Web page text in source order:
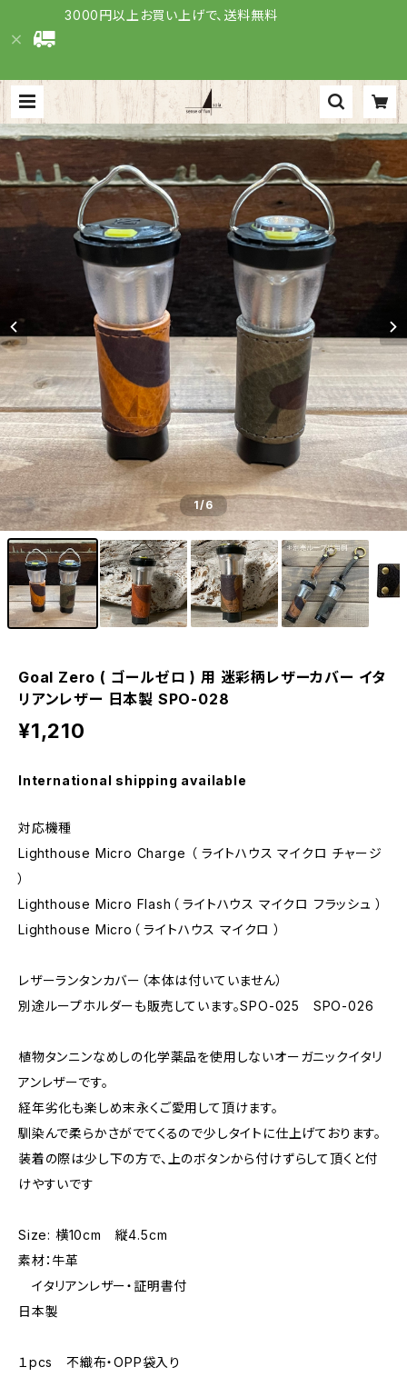
3000円以上お買い上げで、送料無料
1/6
Goal Zero ( ゴールゼロ ) 用 迷彩柄レザーカバー イタ
リアンレザー 日本製 SPO-028
¥1,210
International shipping available
対応機種
Lighthouse Micro Charge （ ライトハウス マイクロ チャージ
）
Lighthouse Micro Flash（ ライトハウス マイクロ フラッシュ ）
Lighthouse Micro（ ライトハウス マイクロ ）
レザーランタンカバー（本体は付いていません）
別途ループホルダーも販売しています。SPO-025 SPO-026
植物タンニンなめしの化学薬品を使用しないオーガニックイタリ
アンレザーです。
経年劣化も楽しめ末永くご愛用して頂けます。
馴染んで柔らかさがでてくるので少しタイトに仕上げております。
装着の際は少し下の方で、上のボタンから付けずらして頂くと付
けやすいです
Size: 横10cm 縦4.5cm
素材：牛革
イタリアンレザー・証明書付
日本製
１pcs 不織布・OPP袋入り